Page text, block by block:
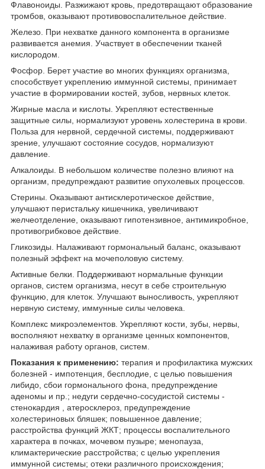
Флавоноиды. Разжижают кровь, предотвращают образование
тромбов, оказывают противовоспалительное действие.
Железо. При нехватке данного компонента в организме
развивается анемия. Участвует в обеспечении тканей
кислородом.
Фосфор. Берет участие во многих функциях организма,
способствует укреплению иммунной системы, принимает
участие в формировании костей, зубов, нервных клеток.
Жирные масла и кислоты. Укрепляют естественные
защитные силы, нормализуют уровень холестерина в крови.
Польза для нервной, сердечной системы, поддерживают
зрение, улучшают состояние сосудов, нормализуют
давление.
Алкалоиды. В небольшом количестве полезно влияют на
организм, предупреждают развитие опухолевых процессов.
Стерины. Оказывают антисклеротическое действие,
улучшают перистальку кишечника, увеличивают
желчеотделение, оказывают гипотензивное, антимикробное,
противогрибковое действие.
Гликозиды. Налаживают гормональный баланс, оказывают
полезный эффект на мочеполовую систему.
Активные белки. Поддерживают нормальные функции
органов, систем организма, несут в себе строительную
функцию, для клеток. Улучшают выносливость, укрепляют
нервную систему, иммунные силы человека.
Комплекс микроэлементов. Укрепляют кости, зубы, нервы,
восполняют нехватку в организме ценных компонентов,
налаживая работу органов, систем.
Показания к применению: терапия и профилактика мужских
болезней - импотенция, бесплодие, с целью повышения
либидо, сбои гормонального фона, предупреждение
аденомы и пр.; недуги сердечно-сосудистой системы -
стенокардия , атеросклероз, предупреждение
холестериновых бляшек; повышенное давление;
расстройства функций ЖКТ; процессы воспалительного
характера в почках, мочевом пузыре; менопауза,
климактерические расстройства; с целью укрепления
иммунной системы; отеки различного происхождения;